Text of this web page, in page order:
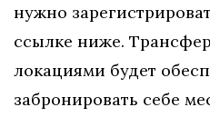
нужно
ссылке ниже.
локациями будет
забронировать себе